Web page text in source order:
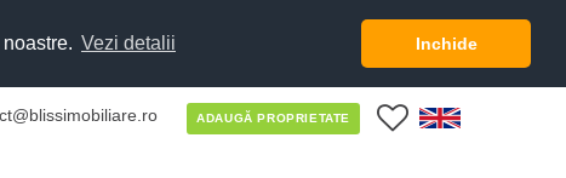
Vezi detalii Inchide
ADAUGĂ PROPRIETATE